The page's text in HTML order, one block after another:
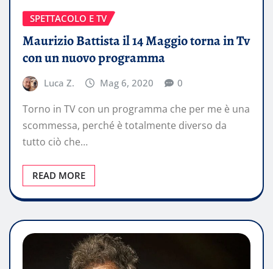
SPETTACOLO E TV
Maurizio Battista il 14 Maggio torna in Tv
con un nuovo programma
Luca Z. Mag 6, 2020 0
Torno in TV con un programma che per me è una
scommessa, perché è totalmente diverso da
tutto ciò che…
READ MORE